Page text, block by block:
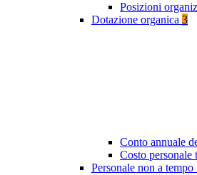
Posizioni
Dotazione organica 3
Conto annuale
Costo personale
Personale non a